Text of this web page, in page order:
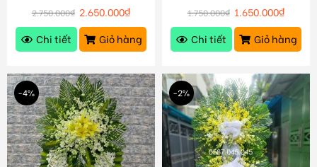
2.750.000₫ 2.650.000₫
Chi tiết
Giỏ hàng
1.750.000₫ 1.650.000₫
Chi tiết
Giỏ hàng
-4% -2%